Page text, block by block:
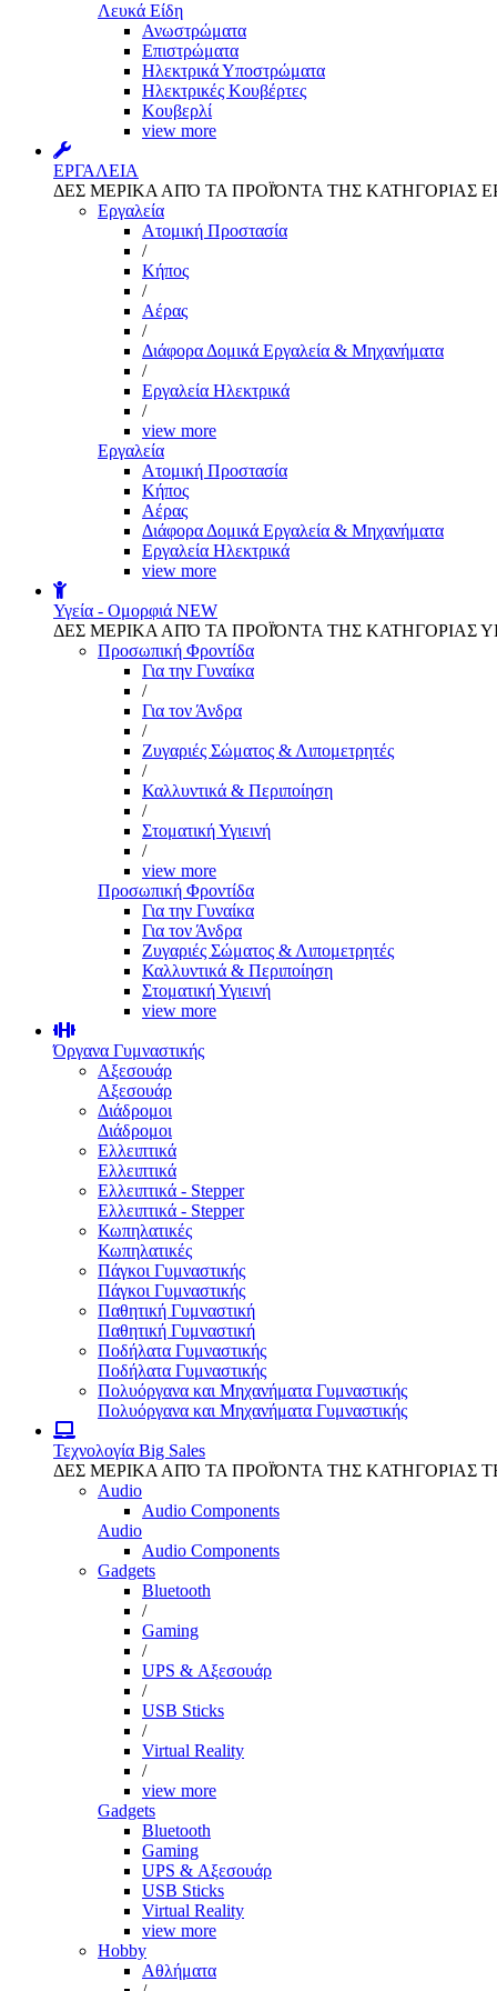
Λευκά Είδη
Ανωστρώματα
Επιστρώματα
Ηλεκτρικά Υποστρώματα
Ηλεκτρικές Κουβέρτες
Κουβερλί
view more
ΕΡΓΑΛΕΙΑ
ΔΕΣ ΜΕΡΙΚΑ ΑΠΌ ΤΑ ΠΡΟΪΌΝΤΑ ΤΗΣ ΚΑΤΗΓΟΡΙΑΣ
Εργαλεία
Aτομική Προστασία
/
Kήπος
/
Αέρας
/
Διάφορα Δομικά Εργαλεία & Μηχανήματα
/
Εργαλεία Ηλεκτρικά
/
view more
Εργαλεία
Aτομική Προστασία
Kήπος
Αέρας
Διάφορα Δομικά Εργαλεία & Μηχανήματα
Εργαλεία Ηλεκτρικά
view more
Υγεία - Ομορφιά NEW
ΔΕΣ ΜΕΡΙΚΑ ΑΠΌ ΤΑ ΠΡΟΪΌΝΤΑ ΤΗΣ ΚΑΤΗΓΟΡΙΑΣ
Προσωπική Φροντίδα
Για την Γυναίκα
/
Για τον Άνδρα
/
Ζυγαριές Σώματος & Λιπομετρητές
/
Καλλυντικά & Περιποίηση
/
Στοματική Υγιεινή
/
view more
Προσωπική Φροντίδα
Για την Γυναίκα
Για τον Άνδρα
Ζυγαριές Σώματος & Λιπομετρητές
Καλλυντικά & Περιποίηση
Στοματική Υγιεινή
view more
Όργανα Γυμναστικής
Αξεσουάρ
Αξεσουάρ
Διάδρομοι
Διάδρομοι
Ελλειπτικά
Ελλειπτικά
Ελλειπτικά - Stepper
Ελλειπτικά - Stepper
Κωπηλατικές
Κωπηλατικές
Πάγκοι Γυμναστικής
Πάγκοι Γυμναστικής
Παθητική Γυμναστική
Παθητική Γυμναστική
Ποδήλατα Γυμναστικής
Ποδήλατα Γυμναστικής
Πολυόργανα και Μηχανήματα Γυμναστικής
Πολυόργανα και Μηχανήματα Γυμναστικής
Τεχνολογία Big Sales
ΔΕΣ ΜΕΡΙΚΑ ΑΠΌ ΤΑ ΠΡΟΪΌΝΤΑ ΤΗΣ ΚΑΤΗΓΟΡΙΑΣ
Audio
Audio Components
Audio
Audio Components
Gadgets
Bluetooth
/
Gaming
/
UPS & Αξεσουάρ
/
USB Sticks
/
Virtual Reality
/
view more
Gadgets
Bluetooth
Gaming
UPS & Αξεσουάρ
USB Sticks
Virtual Reality
view more
Hobby
Αθλήματα